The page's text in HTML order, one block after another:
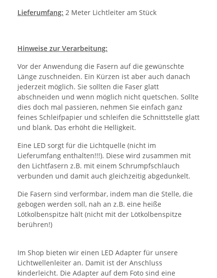
Lieferumfang: 2 Meter Lichtleiter am Stück
Hinweise zur Verarbeitung:
Vor der Anwendung die Fasern auf die gewünschte
Länge zuschneiden. Ein Kürzen ist aber auch danach
jederzeit möglich. Sie sollten die Faser glatt
abschneiden und wenn möglich nicht quetschen. Sollte
dies doch mal passieren, nehmen Sie einfach ganz
feines Schleifpapier und schleifen die Schnittstelle glatt
und blank. Das erhöht die Helligkeit.
Eine LED sorgt für die Lichtquelle (nicht im
Lieferumfang enthalten!!!). Diese wird zusammen mit
den Lichtfasern z.B. mit einem Schrumpfschlauch
verbunden und damit auch gleichzeitig abgedunkelt.
Die Fasern sind verformbar, indem man die Stelle, die
gebogen werden soll, nah an z.B. eine heiße
Lötkolbenspitze hält (nicht mit der Lötkolbenspitze
berühren!)
Im Shop bieten wir einen LED Adapter für unsere
Lichtwellenleiter an. Damit ist der Anschluss
kinderleicht. Die Adapter auf dem Foto sind eine